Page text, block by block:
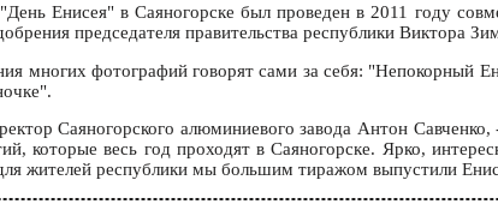
Енисея" в Саяногорске был проведен в 2011 году
председателя правительства республики Виктора
многих фотографий говорят сами за себя:
Саяногорского алюминиевого завода Антон
которые весь год проходят в Саяногорске. Ярко,
жителей республики мы большим тиражом выпустили